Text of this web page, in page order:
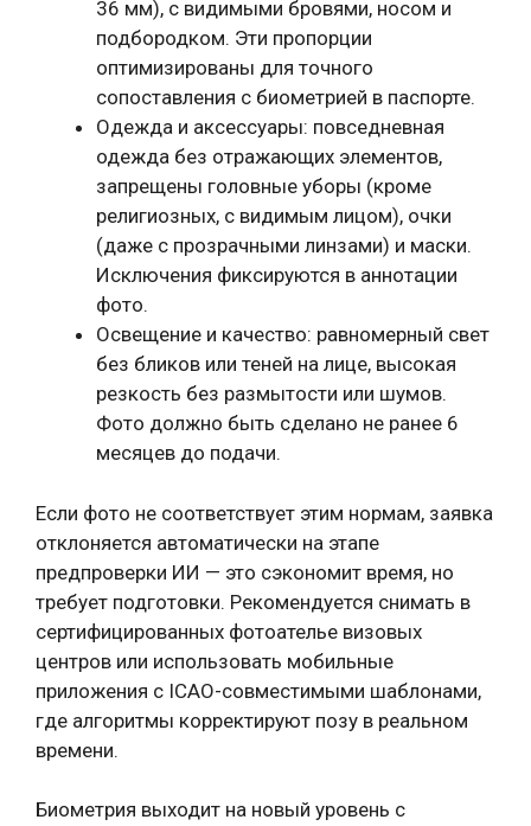
36 мм), с видимыми бровями, носом и
подбородком. Эти пропорции
оптимизированы для точного
сопоставления с биометрией в паспорте.
Одежда и аксессуары: повседневная
одежда без отражающих элементов,
запрещены головные уборы (кроме
религиозных, с видимым лицом), очки
(даже с прозрачными линзами) и маски.
Исключения фиксируются в аннотации
фото.
Освещение и качество: равномерный свет
без бликов или теней на лице, высокая
резкость без размытости или шумов.
Фото должно быть сделано не ранее 6
месяцев до подачи.
Если фото не соответствует этим нормам, заявка
отклоняется автоматически на этапе
предпроверки ИИ — это сэкономит время, но
требует подготовки. Рекомендуется снимать в
сертифицированных фотоателье визовых
центров или использовать мобильные
приложения с ICAO-совместимыми шаблонами,
где алгоритмы корректируют позу в реальном
времени.
Биометрия выходит на новый уровень с